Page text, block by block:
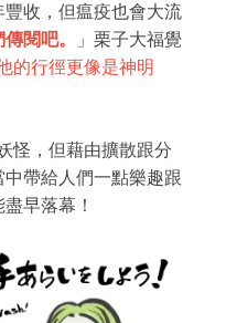
收，但瘟疫也會大流
閱吧。
」栗子大福覺
的行徑更像是神明
怪，但藉由擴散跟分
帶給人們一點樂趣跟
早落幕！